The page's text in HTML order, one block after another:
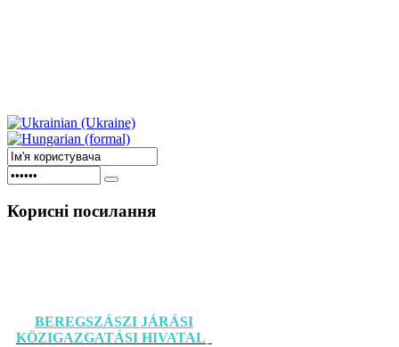
Корисні посилання
BEREGSZÁSZI JÁRÁSI
KÖZIGAZGATÁSI HIVATAL